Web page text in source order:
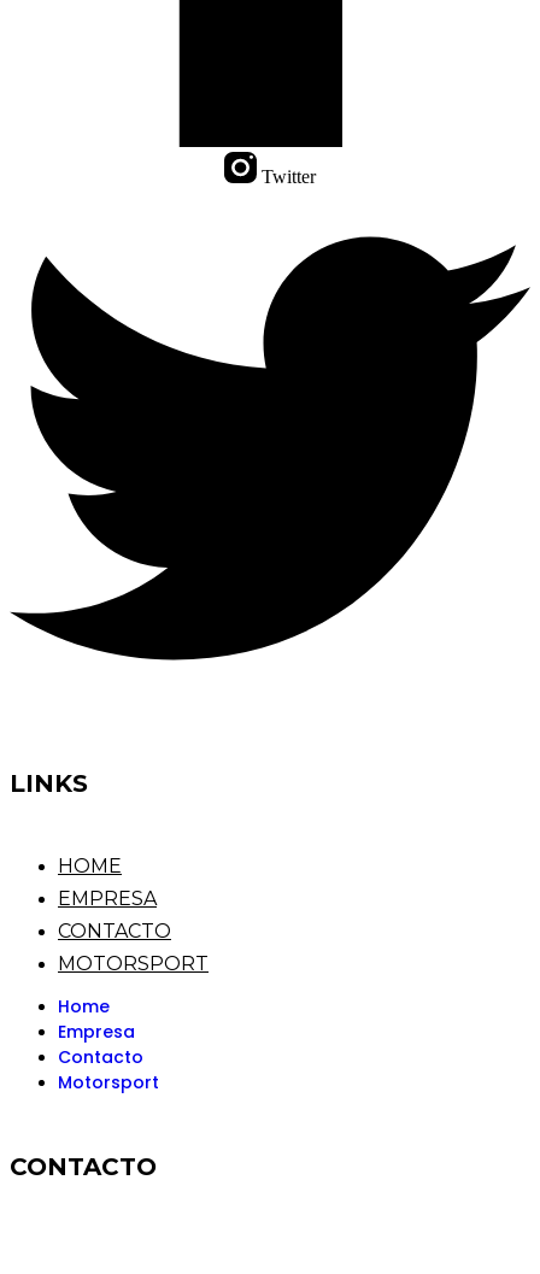
Twitter
LINKS
HOME
EMPRESA
CONTACTO
MOTORSPORT
Home
Empresa
Contacto
Motorsport
CONTACTO